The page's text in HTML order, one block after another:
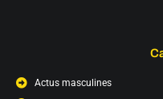
Actus masculines